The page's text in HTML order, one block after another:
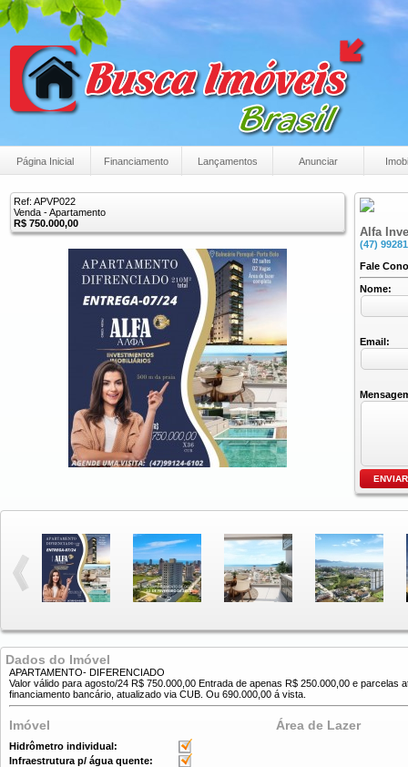
Página Inicial Financiamento Lançamentos Anunciar
Ref: APVP022
Venda - Apartamento
R$ 750.000,00
Alfa
(47)
Fale
Nome:
Email:
Dados do Imóvel
APARTAMENTO- DIFERENCIADO
Valor válido para agosto/24 R$ 750.000,00 Entrada de apenas R$ 250.000,00 e parcelas
financiamento bancário, atualizado via CUB. Ou 690.000,00 á vista.
Imóvel Área de Lazer
Hidrômetro individual:
Infraestrutura p/ água quente: